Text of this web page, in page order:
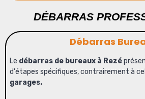
DÉBARRAS
Débarras
Le débarras de bureaux à Rezé
d'étapes spécifiques, contrairement à
garages.